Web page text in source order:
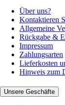
Über uns?
Kontaktieren
Allgemeine
Rückgabe &
Impressum
Zahlungsarten
Lieferkosten
Hinweis zum
Unsere Geschäfte